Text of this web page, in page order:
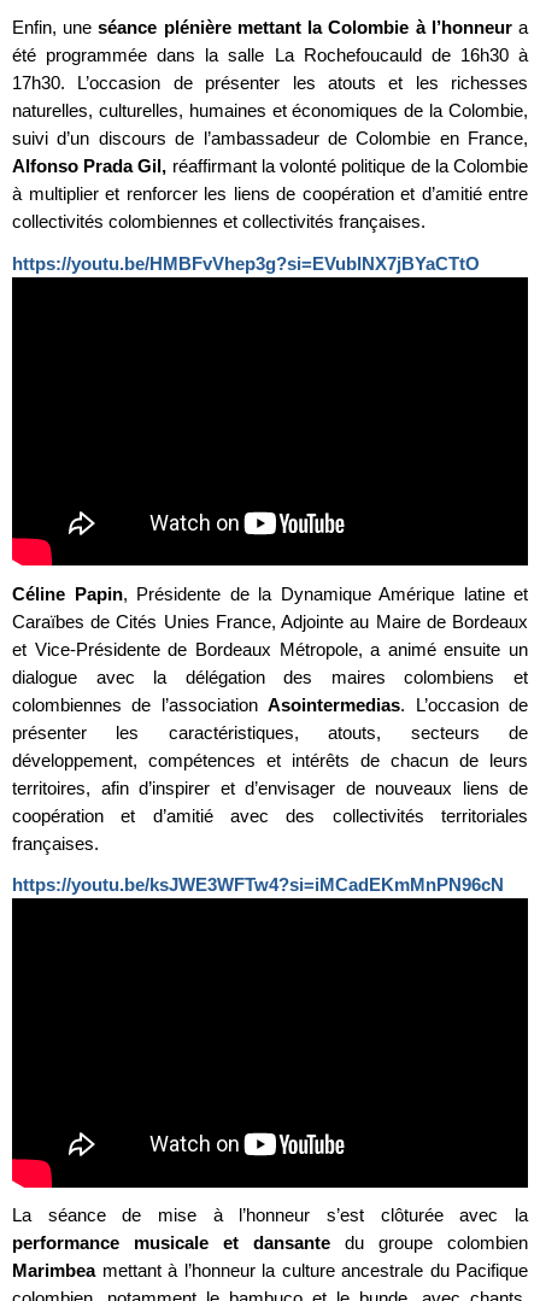
Enfin, uneséance plénière mettant la Colombie à l’honneura
été programmée dans la salle La Rochefoucauld de 16h30 à
17h30. L’occasion de présenter les atouts et les richesses
naturelles, culturelles, humaines et économiques de la Colombie,
suivi d’un discours de l’ambassadeur de Colombie en France,
Alfonso Prada Gil, réaffirmant la volonté politique de la Colombie
à multiplier et renforcer les liens de coopération et d’amitié entre
collectivités colombiennes et collectivités françaises.
https://youtu.be/HMBFvVhep3g?si=EVublNX7jBYaCTtO
Céline Papin, Présidente de la Dynamique Amérique latine et
Caraïbes de Cités Unies France, Adjointe au Maire de Bordeaux
et Vice-Présidente de Bordeaux Métropole, a animé ensuite un
dialogue avec la délégation des maires colombiens et
colombiennes de l’associationAsointermedias. L’occasion de
présenter les caractéristiques, atouts, secteurs de
développement, compétences et intérêts de chacun de leurs
territoires, afin d’inspirer et d’envisager de nouveaux liens de
coopération et d’amitié avec des collectivités territoriales
françaises.
https://youtu.be/ksJWE3WFTw4?si=iMCadEKmMnPN96cN
La séance de mise à l’honneur s’est clôturée avec la
performance musicale et dansante du groupe colombien
Marimbeamettant à l’honneur la culture ancestrale du Pacifique